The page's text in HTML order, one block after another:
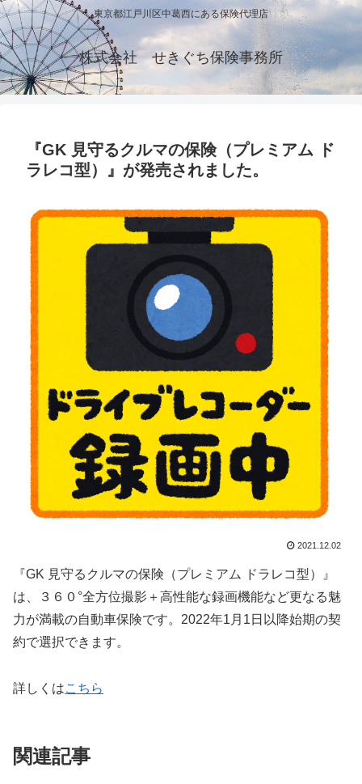
東京都江戸川区中葛西にある保険代理店
株式会社 せきぐち保険事務所
『GK 見守るクルマの保険（プレミアム ド
ラレコ型）』が発売されました。
2021.12.02
『GK 見守るクルマの保険（プレミアム ドラレコ型）』
は、３６０°全方位撮影＋高性能な録画機能など更なる魅
力が満載の自動車保険です。2022年1月1日以降始期の契
約で選択できます。
詳しくはこちら
関連記事